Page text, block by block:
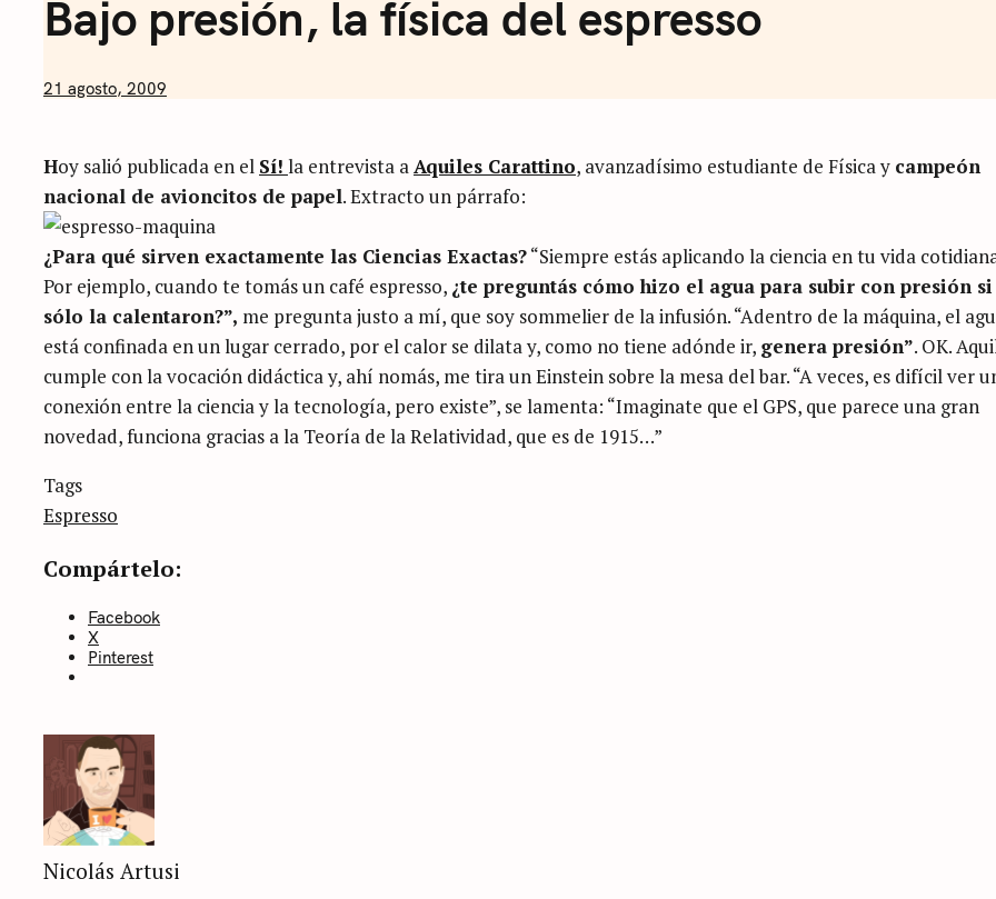
Bajo presión, la física del espresso
by
21 agosto, 2009
Hoy salió publicada en el Sí! la entrevista a Aquiles Carattino, avanzadísimo estudiante de Física y campeón
nacional de avioncitos de papel. Extracto un párrafo:
¿Para qué sirven exactamente las Ciencias Exactas?“Siempre estás aplicando la ciencia en tu vida
Por ejemplo, cuando te tomás un café espresso, ¿te preguntás cómo hizo el agua para subir con presión si
sólo la calentaron?”, me pregunta justo a mí, que soy sommelier de la infusión. “Adentro de la máquina, el
está confinada en un lugar cerrado, por el calor se dilata y, como no tiene adónde ir, genera presión”. OK.
cumple con la vocación didáctica y, ahí nomás, me tira un Einstein sobre la mesa del bar. “A veces, es difícil ver
conexión entre la ciencia y la tecnología, pero existe”, se lamenta: “Imaginate que el GPS, que parece una gran
novedad, funciona gracias a la Teoría de la Relatividad, que es de 1915…”
Categories
categoría
Tags
Espresso
Compártelo:
Facebook
X
Pinterest
Nicolás Artusi